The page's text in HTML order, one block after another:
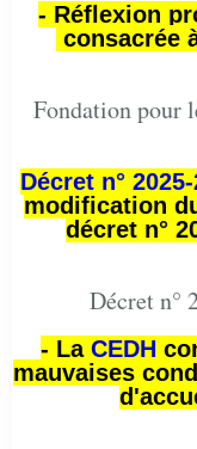
- Réflexion
consacrée
Fondation pour
Décret n°
modification
décret n°
Décret n°
- La CEDH
mauvaises